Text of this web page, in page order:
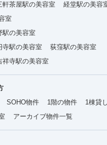
軒茶屋駅の美容室
経堂駅の美容
室
駅の美容室
寺駅の美容室
荻窪駅の美容室
祥寺駅の美容室
SOHO物件 1階の物件
1棟貸し
アーカイブ物件一覧